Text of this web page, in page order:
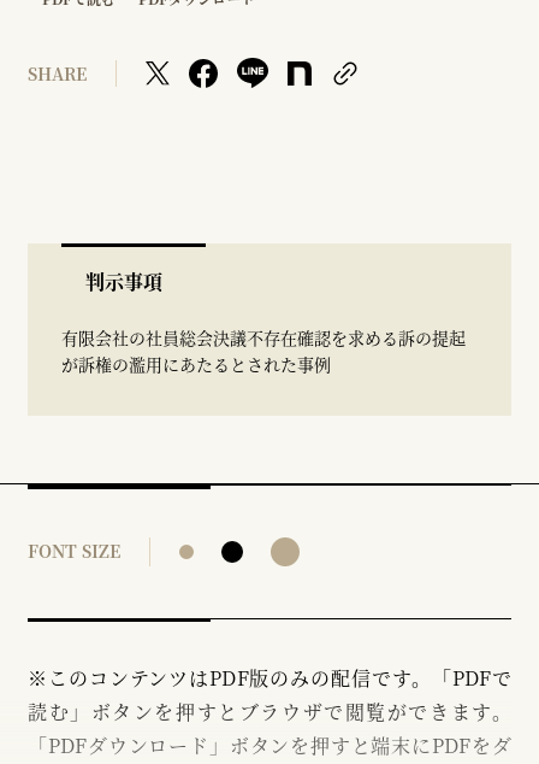
SHARE
判示事項
有限会社の社員総会決議不存在確認を求める訴の提起
が訴権の濫用にあたるとされた事例
FONT SIZE
※このコンテンツはPDF版のみの配信です。「PDFで
読む」ボタンを押すとブラウザで閲覧ができます。
「PDFダウンロード」ボタンを押すと端末にPDFをダ